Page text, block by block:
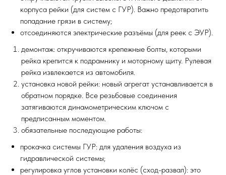
корпуса рейки (для систем с ГУР). Важно предотвратить
попадание грязи в систему;
отсоединяются электрические разъёмы (для реек с ЭУР).
демонтаж: откручиваются крепежные болты, которыми
рейка крепится к подрамнику и моторному щиту. Рулевая
рейка извлекается из автомобиля.
установка новой рейки: новый агрегат устанавливается в
обратном порядке. Все резьбовые соединения
затягиваются динамометрическим ключом с
предписанным моментом.
обязательные последующие работы:
прокачка системы ГУР: для удаления воздуха из
гидравлической системы;
регулировка углов установки колёс (сход-развал): это